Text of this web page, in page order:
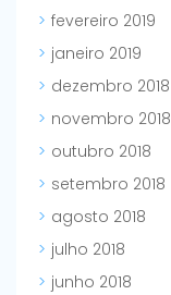
fevereiro 2019
janeiro 2019
dezembro 2018
novembro 2018
outubro 2018
setembro 2018
agosto 2018
julho 2018
junho 2018